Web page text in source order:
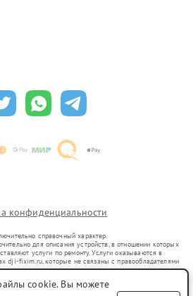
конфиденциальности
справочный характер.
для описания устройств, в отношении которых
услуги по ремонту. Услуги оказываются в
dji-fixim.ru, которые не связаны с правообладателями
представителями.
уже введенных в гражданский оборот в соответствии
cookie. Вы можете